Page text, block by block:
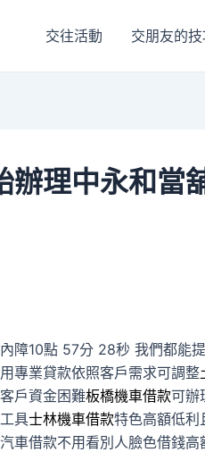
交往活動 交朋友的
辦理中永和當
障10點 57分 28秒 我們都能
專業貸款依照客戶需求可調整
戶資金困難板橋機車借款可辦
具士林機車借款特色高額低利
車借款不用看別人臉色借錢